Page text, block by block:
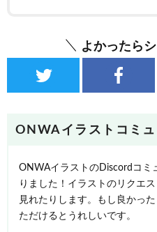
よかったら
ONWAイラストコミュ
ONWAイラストのDiscordコミ
りました！イラストのリクエ
見れたりします。もし良かっ
ただけるとうれしいです。